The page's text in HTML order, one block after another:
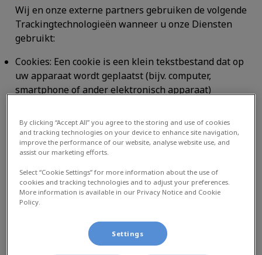
Wij en onze externe partners gebruiken de volgende
Trackingtechnologieën wanneer u onze Diensten
gebruikt:
Cookies: Een cookie is een klein tekstbestand dat op
uw apparaat wordt geplaatst (bijv. computer,
smartphone of ander elektronisch apparaat)
om u en uw apparaat te herkennen en bepaalde
informatie op te slaan over uw voorkeuren,
toestemmingen en/of eerdere acties. We kunnen
bijvoorbeeld bijhouden hoe vaak u de Diensten
bezoekt, welke pagina's u bezoekt,
dataverkeersgegevens, locatiegegevens en de
domeinnaam van uw internetprovider. Deze
inhoud aan te bieden en onze Diensten te
verbeteren. Sommige van deze gegevens worden
By clicking “Accept All” you agree to the storing and use of cookies
and tracking technologies on your device to enhance site navigation,
improve the performance of our website, analyse website use, and
assist our marketing efforts.
Select “Cookie Settings” for more information about the use of
cookies and tracking technologies and to adjust your preferences.
More information is available in our Privacy Notice and Cookie
Policy.
Settings